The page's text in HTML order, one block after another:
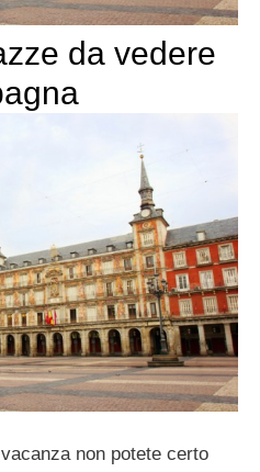
da vedere
non potete certo